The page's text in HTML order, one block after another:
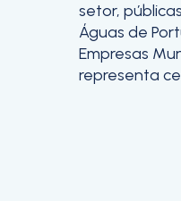
setor,
Águas de
Empresas
representa